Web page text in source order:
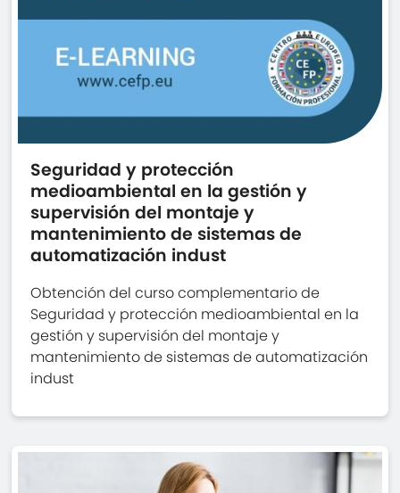
Seguridad y protección
medioambiental en la gestión y
supervisión del montaje y
mantenimiento de sistemas de
automatización indust
Obtención del curso complementario de
Seguridad y protección medioambiental en la
gestión y supervisión del montaje y
mantenimiento de sistemas de automatización
indust